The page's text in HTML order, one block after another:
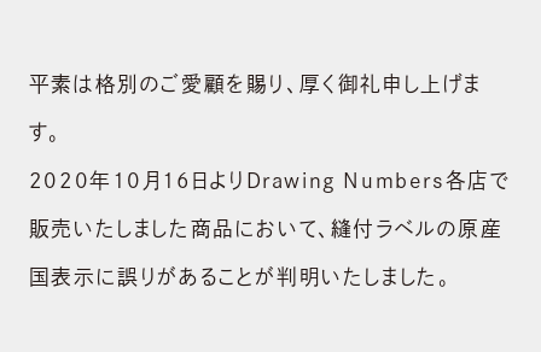
平素は格別のご愛顧を賜り、厚く御礼申し上げま
す。
2020年10月16日よりDrawing Numbers各店で
販売いたしました商品において、縫付ラベルの原産
国表示に誤りがあることが判明いたしました。